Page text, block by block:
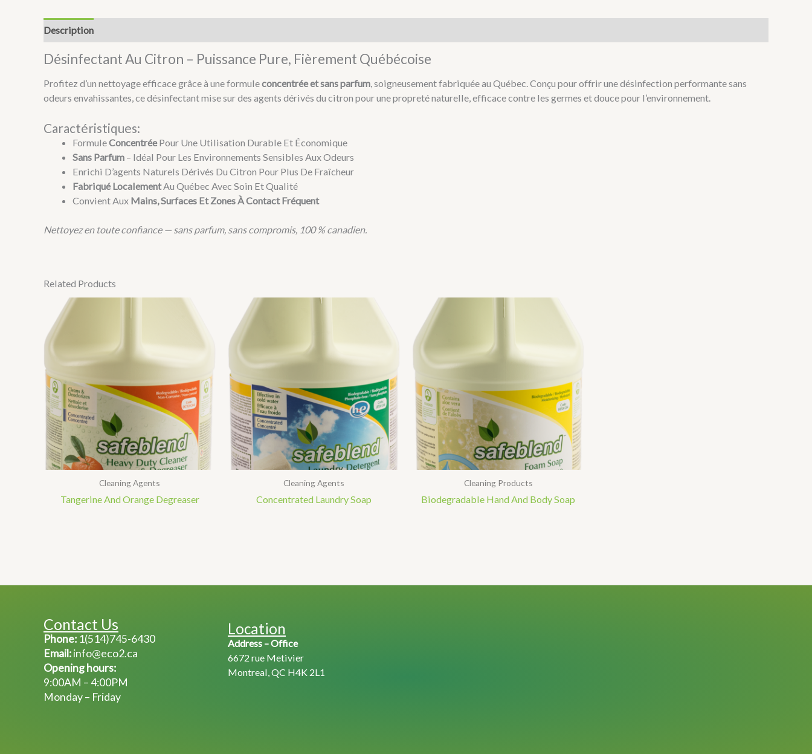
Description
Désinfectant Au Citron – Puissance Pure, Fièrement Québécoise
Profitez d’un nettoyage efficace grâce à une formuleconcentrée et sans parfum, soigneusement fabriquée au Québec. Conçu pour offrir une désinfection performante sans
odeurs envahissantes, ce désinfectant mise sur des agents dérivés du citron pour une propreté naturelle, efficace contre les germes et douce pour l’environnement.
Caractéristiques:
FormuleConcentréePour Une Utilisation Durable Et Économique
Sans Parfum – Idéal Pour Les Environnements Sensibles Aux Odeurs
Enrichi D’agents Naturels Dérivés Du Citron Pour Plus De Fraîcheur
Fabriqué LocalementAu Québec Avec Soin Et Qualité
Convient Aux Mains, Surfaces Et Zones À Contact Fréquent
Nettoyez en toute confiance — sans parfum, sans compromis, 100 % canadien.
Related Products
Cleaning Agents
Tangerine And Orange Degreaser
Cleaning Agents
Concentrated Laundry Soap
Cleaning Products
Biodegradable Hand And Body Soap
Contact Us
Phone: 1(514)745-6430
Email:info@eco2.ca
Opening hours:
9:00AM – 4:00PM
Monday – Friday
Location
Address – Office
6672 rue Metivier
Montreal, QC H4K 2L1